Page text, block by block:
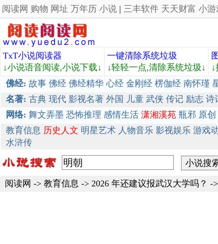
阅读网 购物 网址 万年历 小说 | 三丰软件 天天财富 小游
TxT小说阅读器
↓小说语音阅读,小说下载↓
一键清除系统垃圾
↓轻轻一点,清除系统垃圾↓
佛经: 故事 佛经 佛经精华 心经 金刚经 楞伽经 南怀瑾
名著: 古典 现代 影视名著 外国 儿童 武侠 传记 励志 诗
网络: 舞文弄墨 恐怖推理 感情生活 潇湘溪苑 瓶邪 原创
教育信息 历史人文 明星艺术 人物音乐 影视娱乐 游戏
水浒传
阅读网 -> 教育信息 -> 2026 年还建议报武汉大学吗？ -